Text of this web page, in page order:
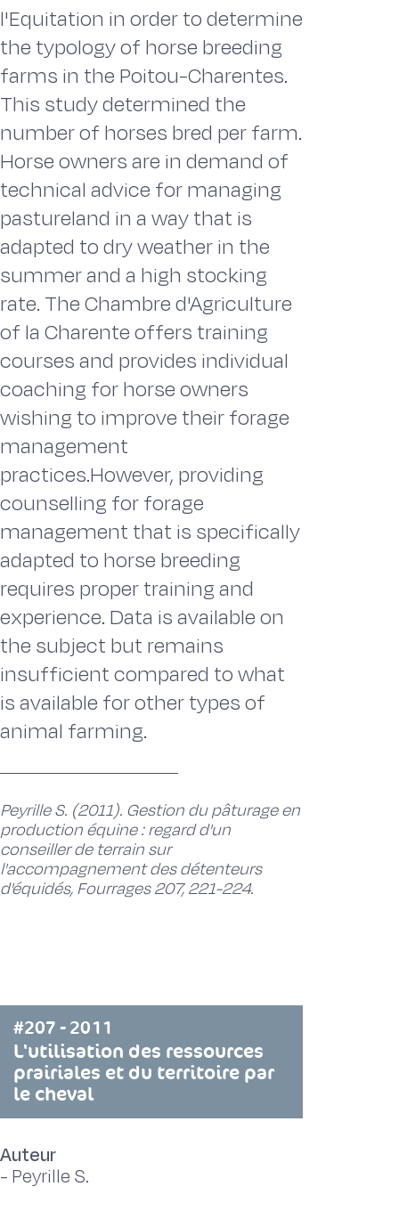
l'Equitation in order to determine
the typology of horse breeding
farms in the Poitou-Charentes.
This study determined the
number of horses bred per farm.
Horse owners are in demand of
technical advice for managing
pastureland in a way that is
adapted to dry weather in the
summer and a high stocking
rate. The Chambre d'Agriculture
of la Charente offers training
courses and provides individual
coaching for horse owners
wishing to improve their forage
management
practices.However, providing
counselling for forage
management that is specifically
adapted to horse breeding
requires proper training and
experience. Data is available on
the subject but remains
insufficient compared to what
is available for other types of
animal farming.
Peyrille S. (2011). Gestion du pâturage en
production équine : regard d'un
conseiller de terrain sur
l'accompagnement des détenteurs
d'équidés, Fourrages 207, 221-224.
#207 - 2011
L'utilisation des ressources
prairiales et du territoire par
le cheval
Auteur
- Peyrille S.